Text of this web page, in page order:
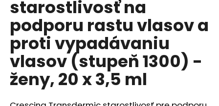
starostlivosť na
podporu rastu vlasov a
proti vypadávaniu
vlasov (stupeň 1300) -
ženy, 20 x 3,5 ml
á
j
s
ť
?